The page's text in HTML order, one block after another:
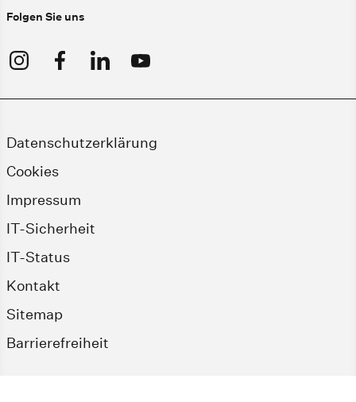
Folgen Sie uns
Datenschutzerklärung
Cookies
Impressum
IT-Sicherheit
IT-Status
Kontakt
Sitemap
Barrierefreiheit